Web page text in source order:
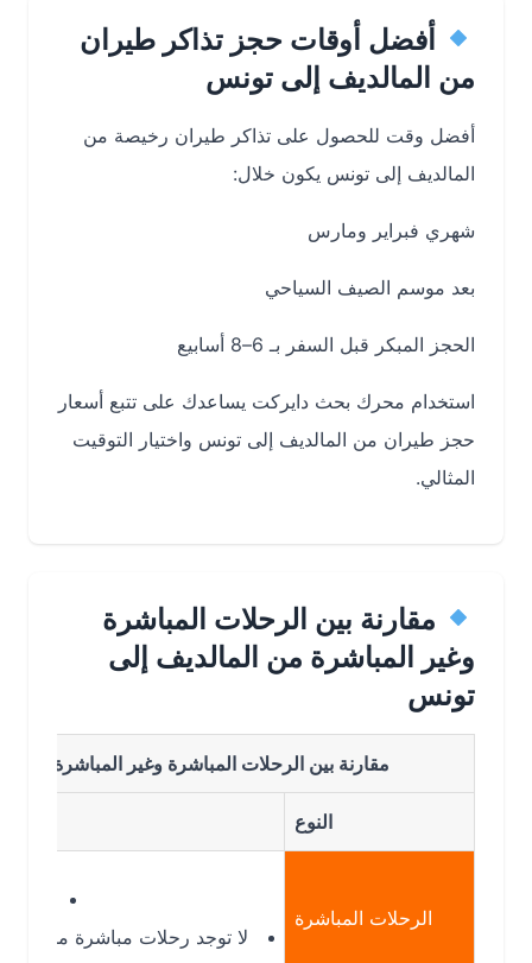
أفضل أوقات حجز تذاكر طيران
من المالديف إلى تونس
أفضل وقت للحصول على تذاكر طيران رخيصة من
المالديف إلى تونس يكون خلال:
شهري فبراير ومارس
بعد موسم الصيف السياحي
الحجز المبكر قبل السفر بـ 6–8 أسابيع
استخدام محرك بحث دايركت يساعدك على تتبع أسعار
حجز طيران من المالديف إلى تونس واختيار التوقيت
المثالي.
مقارنة بين الرحلات المباشرة
وغير المباشرة من المالديف إلى
تونس
مقارنة بين الرحلات المباشرة وغير المباشرة من
الرحلات المباشرة
غير متوفرة
لا توجد رحلات مباشرة من MLE إلى TUN